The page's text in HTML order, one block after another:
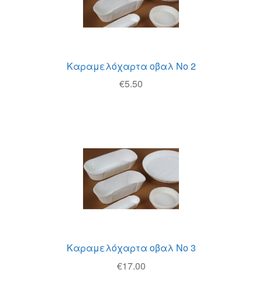
Καραμελόχαρτα οβαλ Νο 2
€5.50
Καραμελόχαρτα οβαλ Νο 3
€17.00